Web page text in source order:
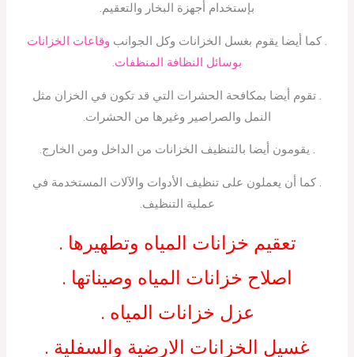
بإستخدام أجهزة البخار والتعقيم.
. كما أيضا يقوم بغسل الخزانات وكل الجوانب وقاعات الخزانات
بوسائل النظافة المنظفات.
. تقوم أيضا بمكافحة الحشرات التي قد تكون في الخزان مثل
النمل والصراصير وغيرها من الحشرات.
. يقومون أيضا بالتنظيف الخزانات من الداخل ومن الخارج.
. كما أن يعملون على تنظيف الأدوات والآلات المستخدمة في
عملية التنظيف.
تعقيم خزانات المياه وتطهيرها .
اصلاح خزانات المياه وصيناتها .
عزل خزانات المياه .
غسيل الخزانات الارضية والسفلية .